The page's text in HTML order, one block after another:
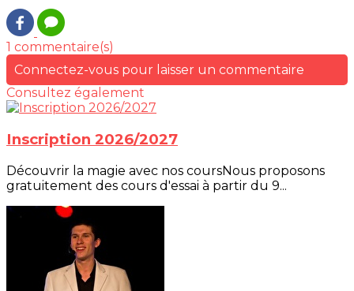
1 commentaire(s)
Connectez-vous pour laisser un commentaire
Consultez également
Inscription 2026/2027
Découvrir la magie avec nos coursNous proposons
gratuitement des cours d'essai à partir du 9...